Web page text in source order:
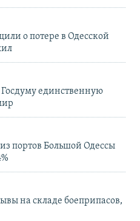
о потере в Одесской
Госдуму единственную
портов Большой Одессы
на складе боеприпасов,